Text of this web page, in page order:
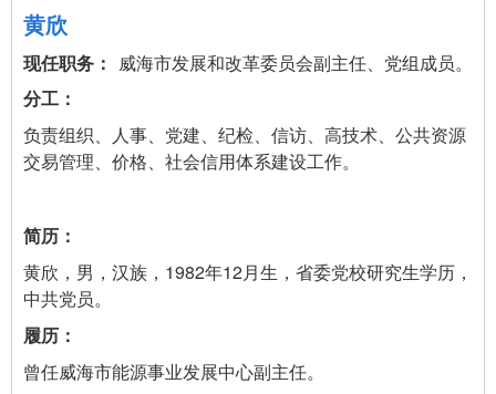
黄欣
威海市发展和改革委员会副主任、党组成员。
负责组织、人事、党建、纪检、信访、高技术、公共资源
交易管理、价格、社会信用体系建设工作。
黄欣，男，汉族，1982年12月生，省委党校研究生学历，
中共党员。
曾任威海市能源事业发展中心副主任。